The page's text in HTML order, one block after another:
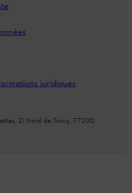
juridiques
ZI Nord de Torcy, 77200